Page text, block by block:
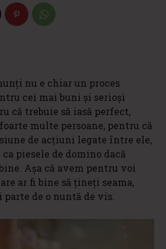
nu e chiar un proces
cei mai buni și serioși
că trebuie să iasă perfect,
multe persoane, pentru că
de acțiuni legate între ele,
piesele de domino dacă
Așa că avem pentru voi
ar fi bine să țineți seama,
parte de o nuntă de vis.